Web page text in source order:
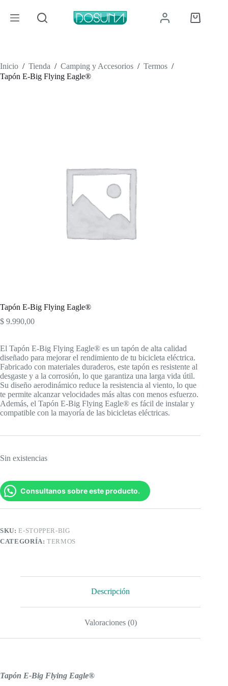
contenido
Carro
de
Inicio / Tienda / Camping y Accesorios / Termos /
Tapón E-Big Flying Eagle®
Tapón E-Big Flying Eagle®
$ 9.990,00
El Tapón E-Big Flying Eagle® es un tapón de alta calidad
diseñado para mejorar el rendimiento de tu bicicleta eléctrica.
Fabricado con materiales duraderos, este tapón es resistente al
desgaste y a la corrosión, lo que garantiza una larga vida útil.
Su diseño aerodinámico reduce la resistencia al viento, lo que
te permite alcanzar velocidades más altas con menos esfuerzo.
Además, el Tapón E-Big Flying Eagle® es fácil de instalar y
compatible con la mayoría de las bicicletas eléctricas.
Sin existencias
Consultanos sobre este producto.
SKU:E-STOPPER-BIG
CATEGORÍA:TERMOS
Descripción
Valoraciones (0)
Tapón E-Big Flying Eagle®